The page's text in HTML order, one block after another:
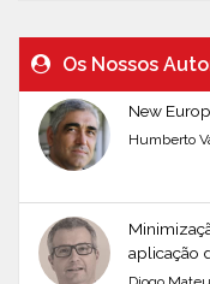
Os Nossos
New
Humberto
aplicação